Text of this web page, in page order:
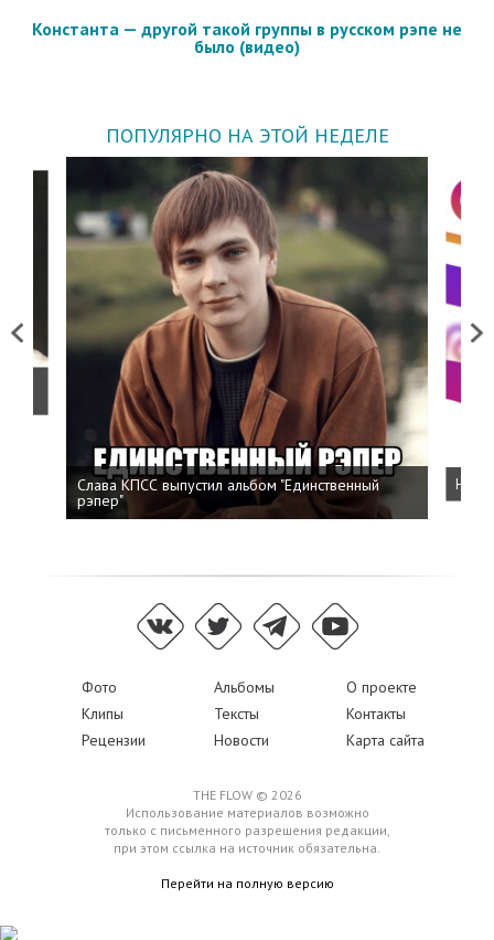
Константа — другой такой группы в русском рэпе не
было (видео)
ПОПУЛЯРНО НА ЭТОЙ НЕДЕЛЕ
Previous
Слава КПСС выпустил альбом "Единственный
рэпер"
Next
Фото Альбомы
О проекте
Клипы
Тексты
Контакты
Рецензии
Новости Карта сайта
THE FLOW © 2026
Использование материалов возможно
только с письменного разрешения редакции,
при этом ссылка на источник обязательна.
Перейти на полную версию